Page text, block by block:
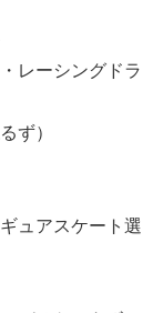
・レーシングドラ
ず）
ギュアスケート選